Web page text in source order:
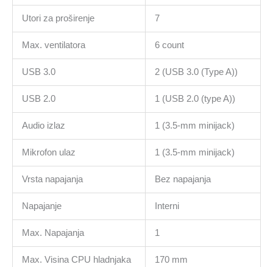
Utori za proširenje 7
Max. ventilatora 6 count
USB 3.0 2 (USB 3.0 (Type A))
USB 2.0 1 (USB 2.0 (type A))
Audio izlaz 1 (3.5-mm minijack)
Mikrofon ulaz 1 (3.5-mm minijack)
Vrsta napajanja Bez napajanja
Napajanje Interni
Max. Napajanja 1
Max. Visina CPU hladnjaka 170 mm